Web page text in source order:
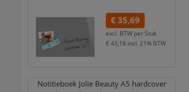
€ 35,69
excl. BTW per Stuk
€ 43,18 incl. 21% BTW
Notitieboek Jolie Beauty A5 hardcover